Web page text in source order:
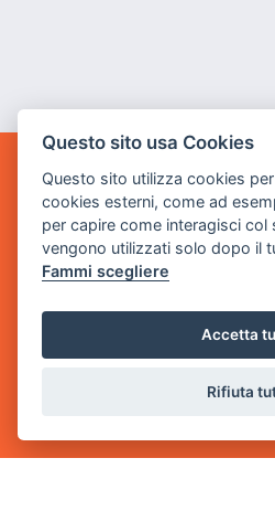
GAME WARP
BY POWER GAME SRL
Sede Legale
via Villaggio dei Platani, 3
via Industriale, 2 - 25082
Questo sito usa Cookies
Questo sito utilizza cookies
cookies esterni, come ad
per capire come interagisci col
vengono utilizzati solo dopo il
Fammi scegliere
Accetta
Rifiuta